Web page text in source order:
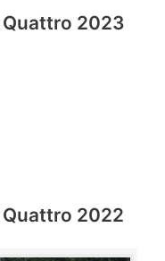
2023
2022